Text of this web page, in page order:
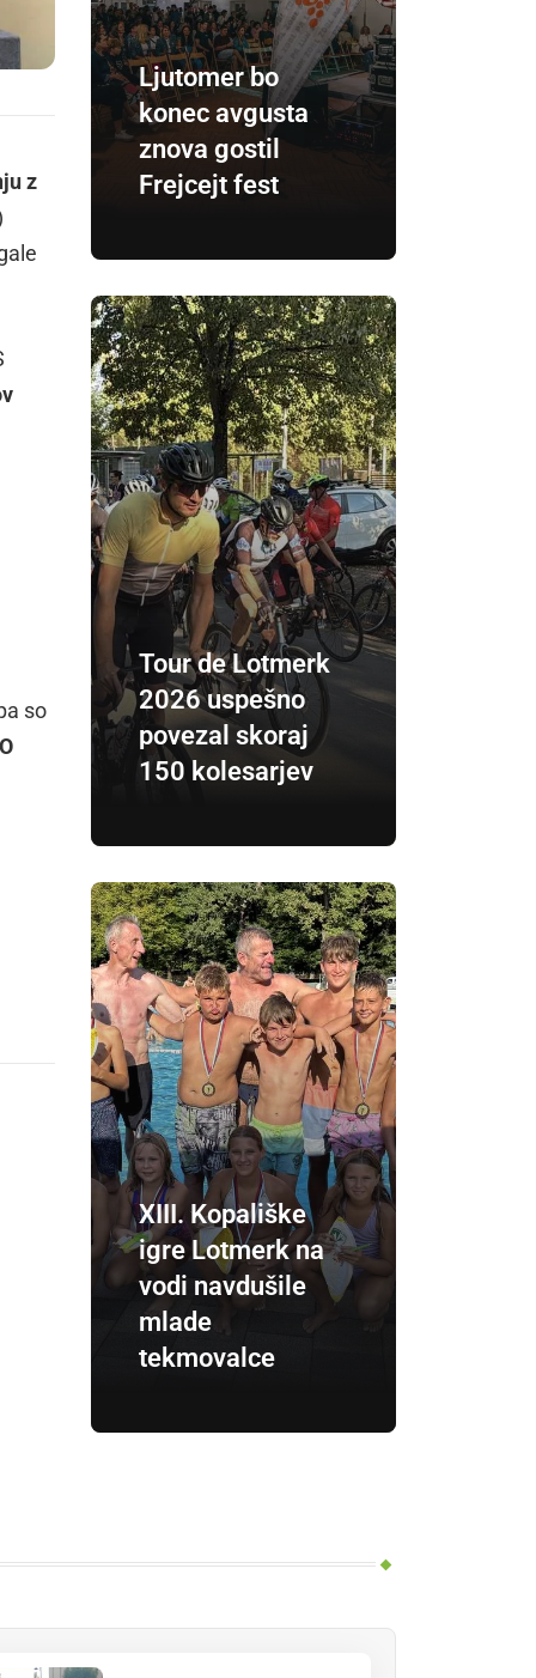
z
so
Ljutomer bo
konec avgusta
znova gostil
Frejcejt fest
Tour de Lotmerk
2026 uspešno
povezal skoraj
150 kolesarjev
XIII. Kopališke
igre Lotmerk na
vodi navdušile
mlade
tekmovalce